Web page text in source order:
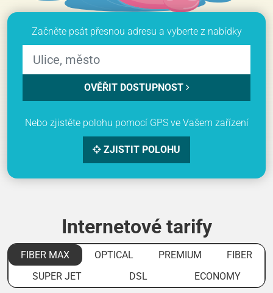
Začněte psát přesnou adresu a vyberte z nabídky
OVĚŘIT DOSTUPNOST
Nebo zjistěte polohu pomocí GPS ve Vašem zařízení
ZJISTIT POLOHU
Internetové tarify
FIBER MAX OPTICAL PREMIUM
FIBER
SUPER JET
DSL ECONOMY